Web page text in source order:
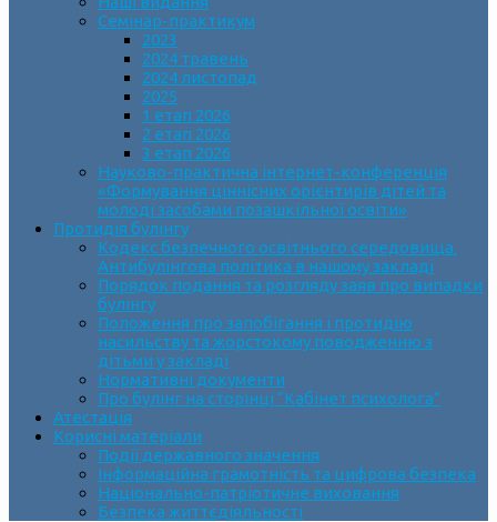
Семінар-практикум
2023
2024 травень
2024 листопад
2025
1 етап 2026
2 етап 2026
3 етап 2026
Науково-практична інтернет-конференція
«Формування ціннісних орієнтирів дітей та
молоді засобами позашкільної освіти»
Протидія булінгу
Кодекс безпечного освітнього середовища.
Антибулінгова політика в нашому закладі
Порядок подання та розгляду заяв про випадки
булінгу
Положення про запобігання і протидію
насильству та жорстокому поводженню з
дітьми у закладі
Нормативні документи
Про булінг на сторінці “Кабінет психолога”
Атестація
Корисні матеріали
Події державного значення
Інформаційна грамотність та цифрова безпека
Національно-патріотичне виховання
Безпека життєдіяльності